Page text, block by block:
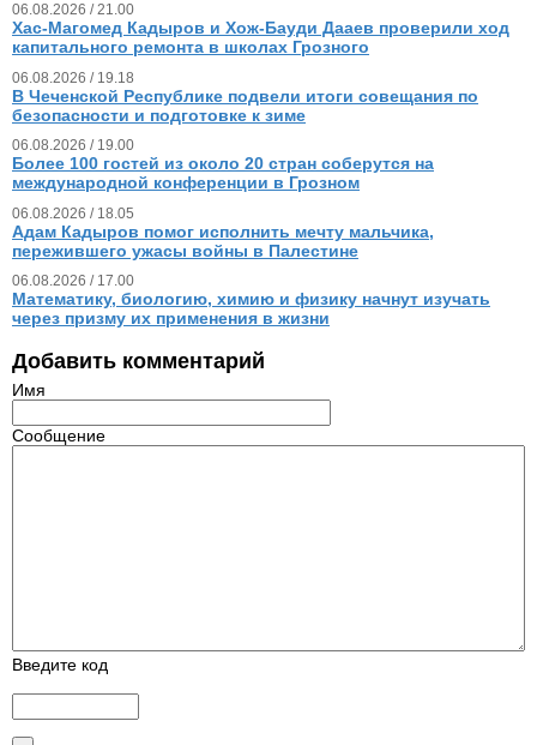
06.08.2026 / 21.00
Хас-Магомед Кадыров и Хож-Бауди Дааев проверили ход
капитального ремонта в школах Грозного
06.08.2026 / 19.18
В Чеченской Республике подвели итоги совещания по
безопасности и подготовке к зиме
06.08.2026 / 19.00
Более 100 гостей из около 20 стран соберутся на
международной конференции в Грозном
06.08.2026 / 18.05
Адам Кадыров помог исполнить мечту мальчика,
пережившего ужасы войны в Палестине
06.08.2026 / 17.00
Математику, биологию, химию и физику начнут изучать
через призму их применения в жизни
Добавить комментарий
Имя
Сообщение
Введите код